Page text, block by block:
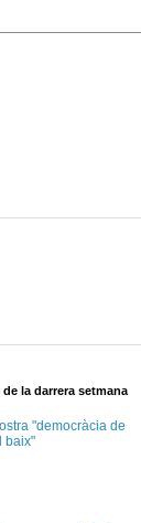
la darrera setmana
"democràcia de
baix"